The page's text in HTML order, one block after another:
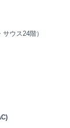
ウス24階）